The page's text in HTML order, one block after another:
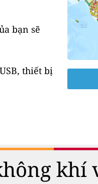
bạn sẽ
thiết bị
khí